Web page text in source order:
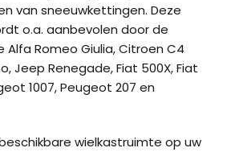
van sneeuwkettingen. Deze
o.a. aanbevolen door de
Alfa Romeo Giulia, Citroen C4
Jeep Renegade, Fiat 500X, Fiat
1007, Peugeot 207 en
wielkastruimte op uw